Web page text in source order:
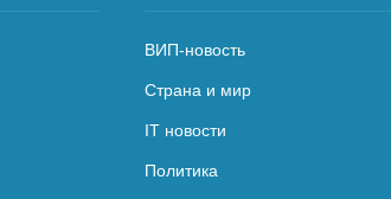
ВИП-новость
Страна и мир
IT новости
Политика